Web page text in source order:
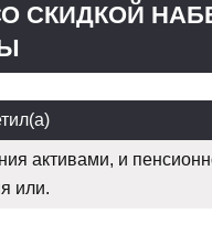
СКИДКОЙ
активами, и
или.